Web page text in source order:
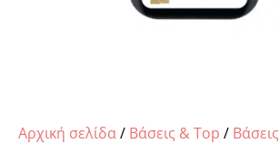
Αρχική σελίδα/ Βάσεις & Top / Βάσεις